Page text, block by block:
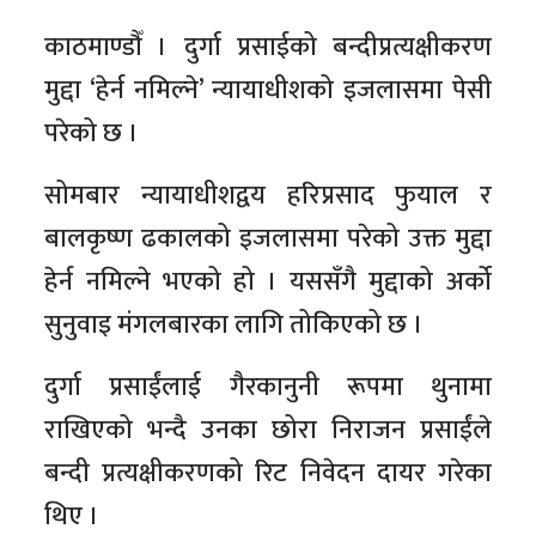
काठमाण्डौँ । दुर्गा प्रसाईको बन्दीप्रत्यक्षीकरण
मुद्दा ‘हेर्न नमिल्ने’ न्यायाधीशको इजलासमा पेसी
परेको छ ।
सोमबार न्यायाधीशद्वय हरिप्रसाद फुयाल र
बालकृष्ण ढकालको इजलासमा परेको उक्त मुद्दा
हेर्न नमिल्ने भएको हो । यससँगै मुद्दाको अर्को
सुनुवाइ मंगलबारका लागि तोकिएको छ ।
दुर्गा प्रसाईंलाई गैरकानुनी रूपमा थुनामा
राखिएको भन्दै उनका छोरा निराजन प्रसाईंले
बन्दी प्रत्यक्षीकरणको रिट निवेदन दायर गरेका
थिए ।